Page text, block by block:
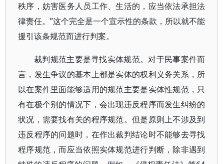
秩序，妨害医务人员工作、生活的，应当依法承担法
律责任。”这个完全是一个宣示性的条款，所以就不能
援引该条规范而进行判案。
裁判规范主要是寻找实体规范。对于民事案件而
言，发生争议的基本上都是实体的权利义务关系，所
以在案件里面能够适用的规范主要是实体性规范，只
有在极个别的情况下，会出现违反程序而发生纠纷的
状况，需要找有关的程序规范。但是原则上不涉及到
违反程序的问题时，在作出裁判结论时不能够去寻找
程序规范，而应当依照实体规范进行判断，除非遇到